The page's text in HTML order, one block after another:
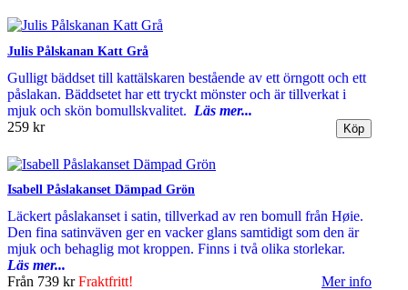
Julis Pålskanan Katt Grå
Gulligt bäddset till kattälskaren bestående av ett örngott och ett
påslakan. Bäddsetet har ett tryckt mönster och är tillverkat i
mjuk och skön bomullskvalitet. Läs mer...
259 kr
Isabell Påslakanset Dämpad Grön
Läckert påslakanset i satin, tillverkad av ren bomull från Høie.
Den fina satinväven ger en vacker glans samtidigt som den är
mjuk och behaglig mot kroppen. Finns i två olika storlekar.
Läs mer...
Från 739 krFraktfritt! Mer info